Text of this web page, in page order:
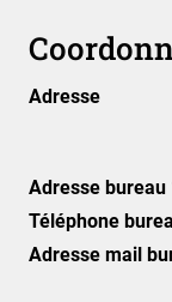
Adresse
Adresse bureau
Téléphone
Adresse mail